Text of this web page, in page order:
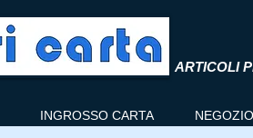
ARTICOLI
INGROSSO CARTA NEGOZIO